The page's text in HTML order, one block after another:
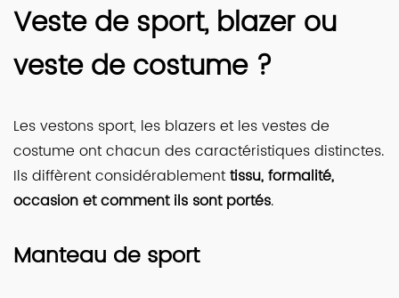
Veste de sport, blazer ou
veste de costume ?
Les vestons sport, les blazers et les vestes de
costume ont chacun des caractéristiques distinctes.
Ils diffèrent considérablementtissu, formalité,
occasion et comment ils sont portés.
Manteau de sport